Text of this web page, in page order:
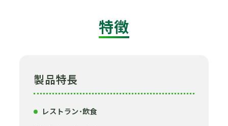
特徴
製品特長
レストラン･飲食